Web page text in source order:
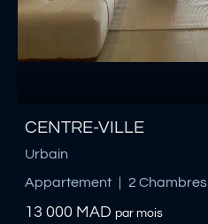
CENTRE-VILLE
Urbain
Appartement | 2 Chambres
13 000 MAD par mois